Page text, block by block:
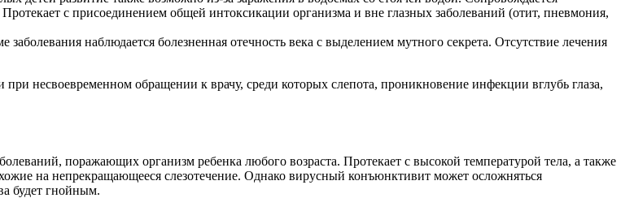
с присоединением общей интоксикации организма и вне глазных заболеваний (отит, пневмония,
наблюдается болезненная отечность века с выделением мутного секрета. Отсутствие лечения
несвоевременном обращении к врачу, среди которых слепота, проникновение инфекции вглубь глаза,
поражающих организм ребенка любого возраста. Протекает с высокой температурой тела, а также
на непрекращающееся слезотечение. Однако вирусный конъюнктивит может осложняться
будет гнойным.